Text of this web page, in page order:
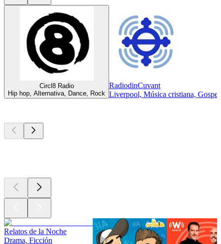
Circl8 Radio
Hip hop, Alternativa, Dance, Rock
RadiodinCuvant
Liverpool, Música cristiana, Gospel
Relatos de la Noche
Drama, Ficción